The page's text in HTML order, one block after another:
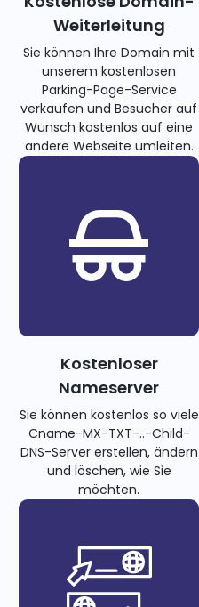
Weiterleitung
Sie können Ihre Domain mit
unserem kostenlosen
Parking-Page-Service
verkaufen und Besucher auf
Wunsch kostenlos auf eine
andere Webseite umleiten.
Kostenloser
Nameserver
Sie können kostenlos so viele
Cname-MX-TXT-..-Child-
DNS-Server erstellen, ändern
und löschen, wie Sie
möchten.